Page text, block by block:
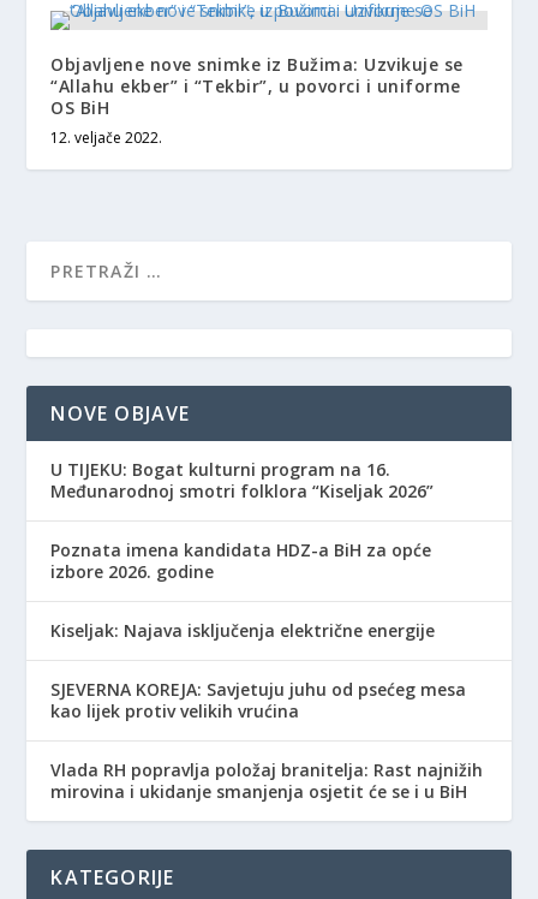
Objavljene nove snimke iz Bužima: Uzvikuje se
“Allahu ekber” i “Tekbir”, u povorci i uniforme
OS BiH
12. veljače 2022.
NOVE OBJAVE
​U TIJEKU: Bogat kulturni program na 16.
Međunarodnoj smotri folklora “Kiseljak 2026”
Poznata imena kandidata HDZ-a BiH za opće
izbore 2026. godine
Kiseljak: Najava isključenja električne energije
SJEVERNA KOREJA: Savjetuju juhu od psećeg mesa
kao lijek protiv velikih vrućina
Vlada RH popravlja položaj branitelja: Rast najnižih
mirovina i ukidanje smanjenja osjetit će se i u BiH
KATEGORIJE